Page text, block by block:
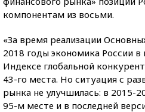
компонентам из восьми.
«За время реализации
2018 годы экономика России в
Индексе глобальной
43-го места. Но ситуация с
рынка не улучшилась: в 2015-
95-м месте и в последней